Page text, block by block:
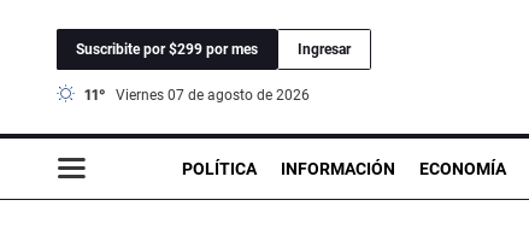
Suscribite por $299 por mes Ingresar
11° viernes 07 de agosto de 2026
POLÍTICA INFORMACIÓN ECONOMÍA